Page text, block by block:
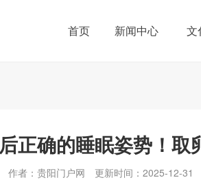
首页 新闻中心 文
正确的睡眠姿势！取
作者：贵阳门户网 更新时间：2025-12-31